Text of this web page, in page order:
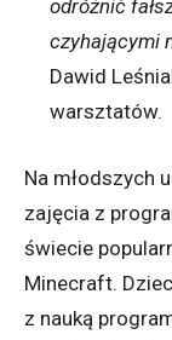
odróżnić
czyhającymi
Dawid
warsztatów.
Na młodszych
zajęcia z
świecie
Minecraft.
z nauką